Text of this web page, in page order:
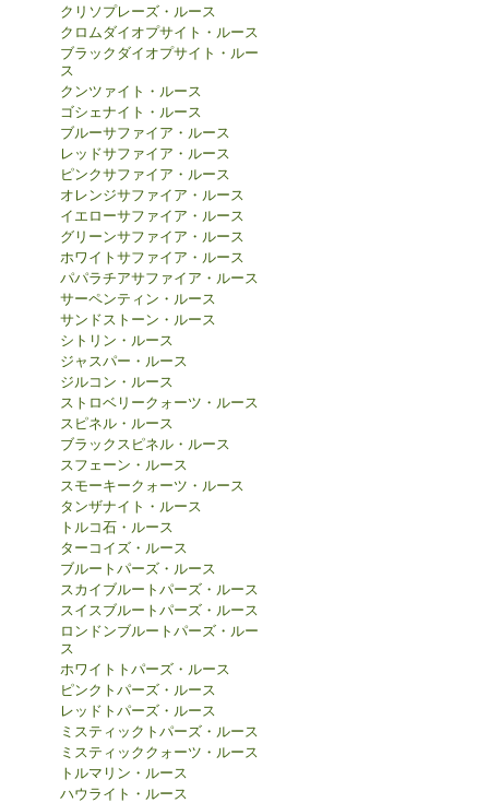
クリソプレーズ・ルース
クロムダイオプサイト・ルース
ブラックダイオプサイト・ルー
ス
クンツァイト・ルース
ゴシェナイト・ルース
ブルーサファイア・ルース
レッドサファイア・ルース
ピンクサファイア・ルース
オレンジサファイア・ルース
イエローサファイア・ルース
グリーンサファイア・ルース
ホワイトサファイア・ルース
パパラチアサファイア・ルース
サーペンティン・ルース
サンドストーン・ルース
シトリン・ルース
ジャスパー・ルース
ジルコン・ルース
ストロベリークォーツ・ルース
スピネル・ルース
ブラックスピネル・ルース
スフェーン・ルース
スモーキークォーツ・ルース
タンザナイト・ルース
トルコ石・ルース
ターコイズ・ルース
ブルートパーズ・ルース
スカイブルートパーズ・ルース
スイスブルートパーズ・ルース
ロンドンブルートパーズ・ルー
ス
ホワイトトパーズ・ルース
ピンクトパーズ・ルース
レッドトパーズ・ルース
ミスティックトパーズ・ルース
ミスティッククォーツ・ルース
トルマリン・ルース
ハウライト・ルース